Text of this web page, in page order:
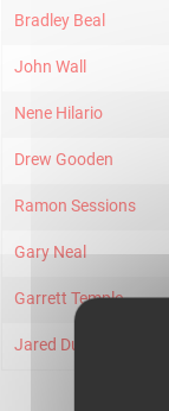
Bradley Beal
John Wall
Nene Hilario
Drew Gooden
Ramon Sessions
Gary Neal
Garrett Temple
Jared Dudley